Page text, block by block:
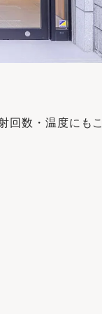
回数・温度にも